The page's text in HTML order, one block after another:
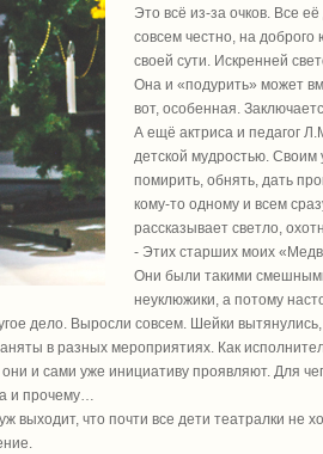
Это всё из-за очков. Все
совсем честно, на
своей сути. Искренней
Она и «подурить» может
вот, особенная.
А ещё актриса и педагог
детской мудростью.
помирить, обнять, дать
кому-то одному и всем
рассказывает светло,
- Этих старших моих
Они были такими
неуклюжики, а потому
дело. Выросли совсем. Шейки
в разных мероприятиях. Как
и сами уже инициативу проявляют. Для
и прочему…
выходит, что почти все дети театралки не